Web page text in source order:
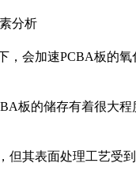
分析
，会加速PCBA板的
板的储存有着很大
但其表面处理工艺受